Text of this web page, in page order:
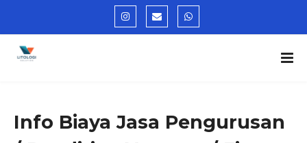
Info Biaya Jasa Pengurusan